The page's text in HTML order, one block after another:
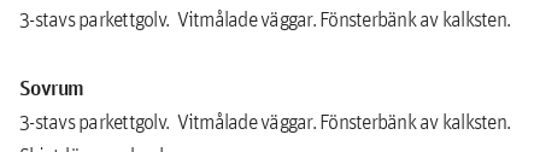
3-stavs parkettgolv. Vitmålade väggar. Fönsterbänk av kalksten.
Sovrum
3-stavs parkettgolv. Vitmålade väggar. Fönsterbänk av kalksten.